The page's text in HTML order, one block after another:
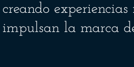
creando
impulsan la marca